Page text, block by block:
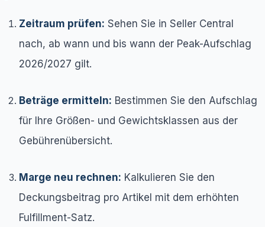
Zeitraum prüfen: Sehen Sie in Seller Central
nach, ab wann und bis wann der Peak-Aufschlag
2026/2027 gilt.
Beträge ermitteln: Bestimmen Sie den Aufschlag
für Ihre Größen- und Gewichtsklassen aus der
Gebührenübersicht.
Marge neu rechnen: Kalkulieren Sie den
Deckungsbeitrag pro Artikel mit dem erhöhten
Fulfillment-Satz.